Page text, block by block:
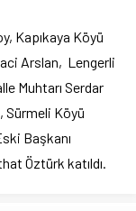
Kapıkaya Köyü
Arslan, Lengerli
Muhtarı Serdar
Sürmeli Köyü
Başkanı
Öztürk katıldı.